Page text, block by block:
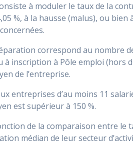
à moduler le taux de la
%, à la hausse (malus), ou
correspond au nombre
à inscription à Pôle emploi (hors
de l’entreprise.
entreprises d’au moins 11
est supérieur à 150 %.
de la comparaison entre le
médian de leur secteur